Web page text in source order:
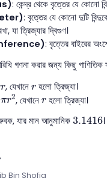
: কেন্দ্র থেকে বৃত্তের যে কোনো
: বৃত্তের যে কোনো দুটি
যা ত্রিজ্যার দ্বিগুণ।
: বৃত্তের বাইরের
গণনা করার জন্য কিছু গাণিতিক
r, যেখানে r
rহলো ত্রিজ্যা।
πr2
r2 , যেখানে r
r হলো ত্রিজ্যা।
যার মান আনুমানিক3.1416
3.1416 ।
Bin Shofiq